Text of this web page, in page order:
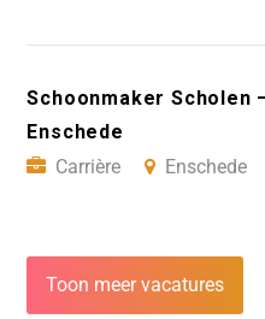
Schoonmaker Scholen
Enschede
Carrière
Enschede
Toon meer vacatures